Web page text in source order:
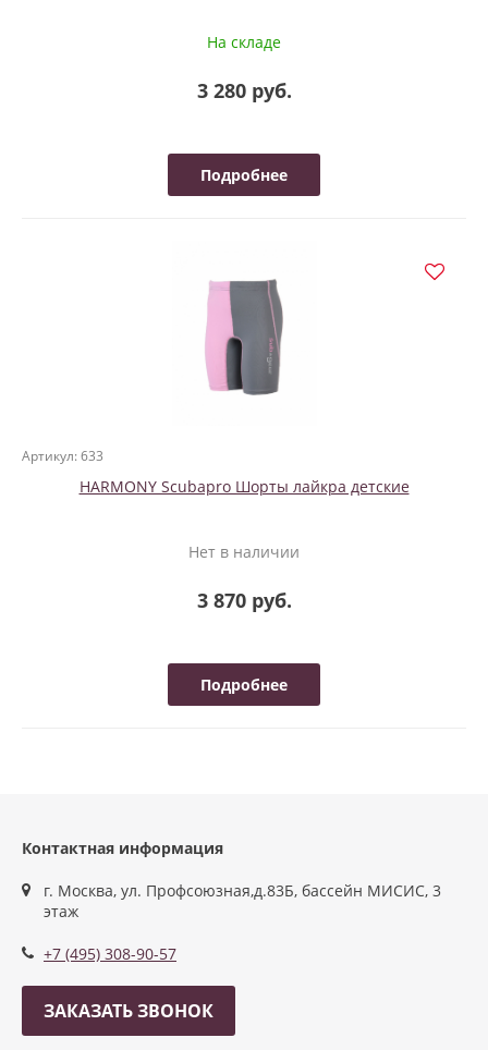
На складе
3 280 руб.
Подробнее
Артикул: 633
HARMONY Scubapro Шорты лайкра детские
Нет в наличии
3 870 руб.
Подробнее
Контактная информация
г. Москва, ул. Профсоюзная,д.83Б, бассейн МИСИС, 3
этаж
+7 (495) 308-90-57
ЗАКАЗАТЬ ЗВОНОК